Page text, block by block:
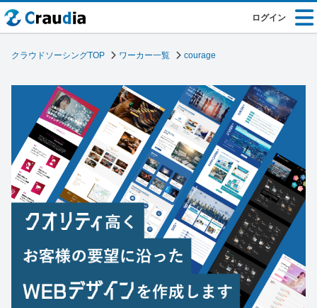
ログイン
クラウドソーシングTOP ワーカー一覧 courage